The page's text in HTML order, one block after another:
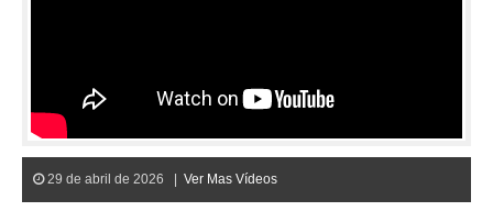
29 de abril de 2026 | Ver Mas Vídeos